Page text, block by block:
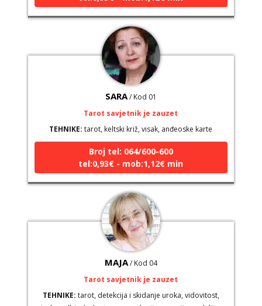
SARA/ Kod 01
tarot, keltski križ, visak, anđeoske karte
Broj tel: 064/600-600
tel:0,93€ - mob:1,12€ min
MAJA/ Kod 04
Tarot savjetnik je zauzet
tarot, detekcija i skidanje uroka, vidovitost,
visak, sudbinske karte, numerologija, energija na daljinu,